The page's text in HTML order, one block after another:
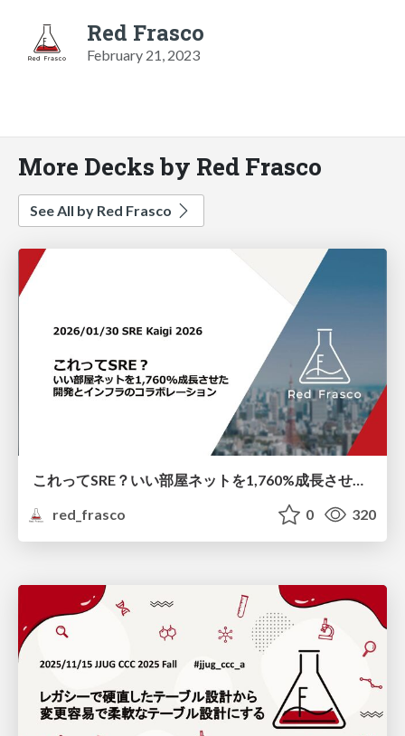
Red Frasco
February 21, 2023
More Decks by Red Frasco
See All by Red Frasco
これってSRE？いい部屋ネットを1,760%成長させた開発とインフラのコラボレーション
red_frasco
0 320